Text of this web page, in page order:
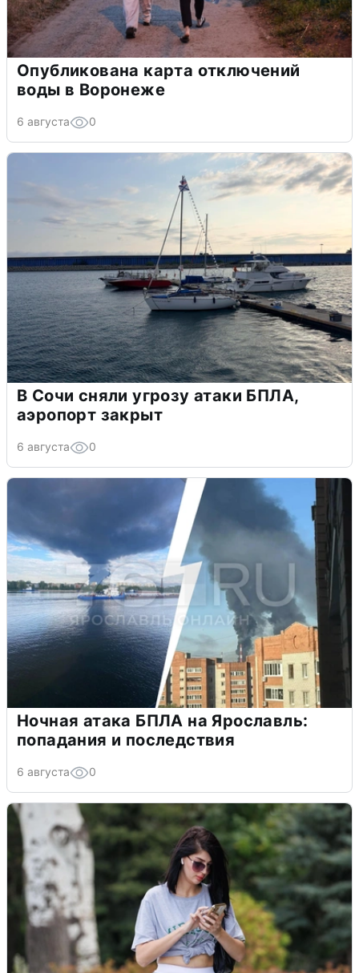
Опубликована карта отключений
воды в Воронеже
6 августа 0
В Сочи сняли угрозу атаки БПЛА,
аэропорт закрыт
6 августа 0
Ночная атака БПЛА на Ярославль:
попадания и последствия
6 августа 0